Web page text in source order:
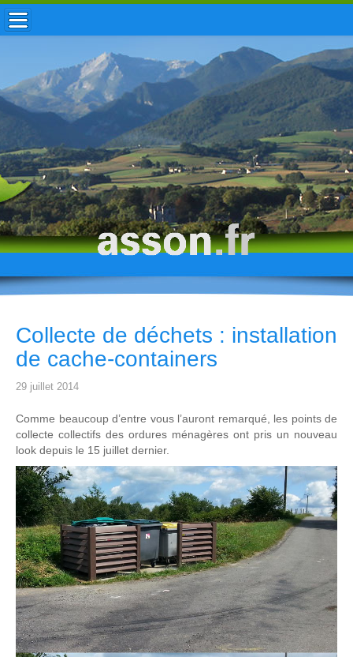
ACCUEIL / INFOS
MUNICIPALITÉ
VIE LOCALE
ENFANCE
TOURISME
HISTOIRE
Collecte de déchets : installation
de cache-containers
29 juillet 2014
Comme beaucoup d’entre vous l’auront remarqué, les points de
collecte collectifs des ordures ménagères ont pris un nouveau
look depuis le 15 juillet dernier.